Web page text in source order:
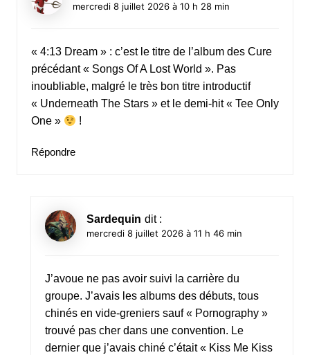
mercredi 8 juillet 2026 à 10 h 28 min
« 4:13 Dream » : c’est le titre de l’album des Cure
précédant « Songs Of A Lost World ». Pas
inoubliable, malgré le très bon titre introductif
« Underneath The Stars » et le demi-hit « Tee Only
One »
!
Répondre
Sardequin dit :
mercredi 8 juillet 2026 à 11 h 46 min
J’avoue ne pas avoir suivi la carrière du
groupe. J’avais les albums des débuts, tous
chinés en vide-greniers sauf « Pornography »
trouvé pas cher dans une convention. Le
dernier que j’avais chiné c’était « Kiss Me Kiss